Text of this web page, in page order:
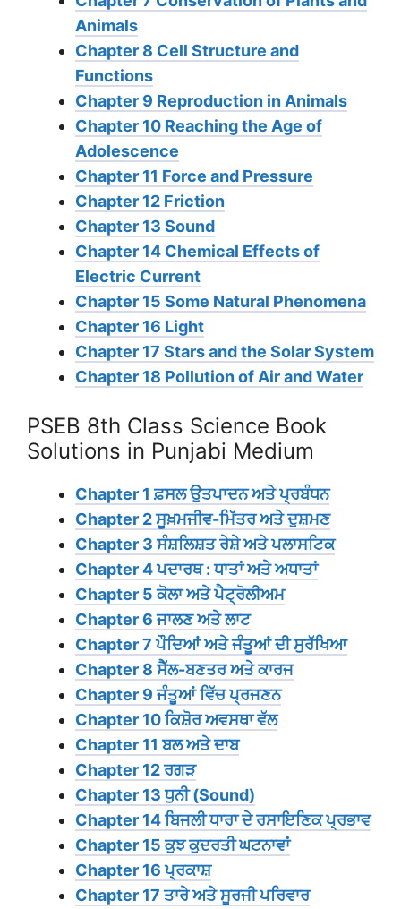
Animals
Chapter 8 Cell Structure and
Functions
Chapter 9 Reproduction in Animals
Chapter 10 Reaching the Age of
Adolescence
Chapter 11 Force and Pressure
Chapter 12 Friction
Chapter 13 Sound
Chapter 14 Chemical Effects of
Electric Current
Chapter 15 Some Natural Phenomena
Chapter 16 Light
Chapter 17 Stars and the Solar System
Chapter 18 Pollution of Air and Water
PSEB 8th Class Science Book
Solutions in Punjabi Medium
Chapter 1 ਫ਼ਸਲ ਉਤਪਾਦਨ ਅਤੇ ਪ੍ਰਬੰਧਨ
Chapter 2 ਸੂਖ਼ਮਜੀਵ-ਮਿੱਤਰ ਅਤੇ ਦੁਸ਼ਮਣ
Chapter 3 ਸੰਸ਼ਲਿਸ਼ਤ ਰੇਸ਼ੇ ਅਤੇ ਪਲਾਸਟਿਕ
Chapter 4 ਪਦਾਰਥ : ਧਾਤਾਂ ਅਤੇ ਅਧਾਤਾਂ
Chapter 5 ਕੋਲਾ ਅਤੇ ਪੈਟ੍ਰੋਲੀਅਮ
Chapter 6 ਜਾਲਣ ਅਤੇ ਲਾਟ
Chapter 7 ਪੌਦਿਆਂ ਅਤੇ ਜੰਤੂਆਂ ਦੀ ਸੁਰੱਖਿਆ
Chapter 8 ਸੈੱਲ-ਬਣਤਰ ਅਤੇ ਕਾਰਜ
Chapter 9 ਜੰਤੂਆਂ ਵਿੱਚ ਪ੍ਰਜਣਨ
Chapter 10 ਕਿਸ਼ੋਰ ਅਵਸਥਾ ਵੱਲ
Chapter 11 ਬਲ ਅਤੇ ਦਾਬ
Chapter 12 ਰਗੜ
Chapter 13 ਧੁਨੀ (Sound)
Chapter 14 ਬਿਜਲੀ ਧਾਰਾ ਦੇ ਰਸਾਇਣਿਕ ਪ੍ਰਭਾਵ
Chapter 15 ਕੁਝ ਕੁਦਰਤੀ ਘਟਨਾਵਾਂ
Chapter 16 ਪ੍ਰਕਾਸ਼
Chapter 17 ਤਾਰੇ ਅਤੇ ਸੂਰਜੀ ਪਰਿਵਾਰ